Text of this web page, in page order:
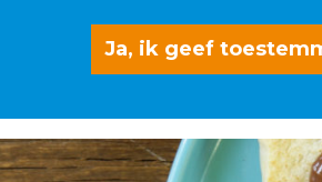
Ja, ik geef